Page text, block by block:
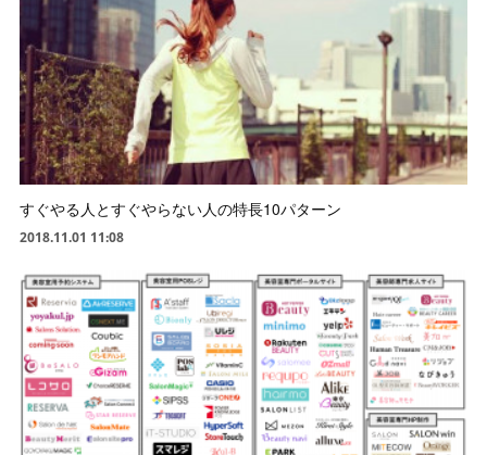
すぐやる人とすぐやらない人の特長10パターン
2018.11.01 11:08